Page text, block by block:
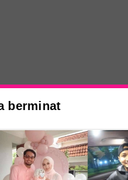
dibunuh
berminat